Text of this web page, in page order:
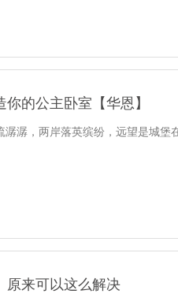
的公主卧室【华恩】
潺潺，两岸落英缤纷，远望是城堡
原来可以这么解决